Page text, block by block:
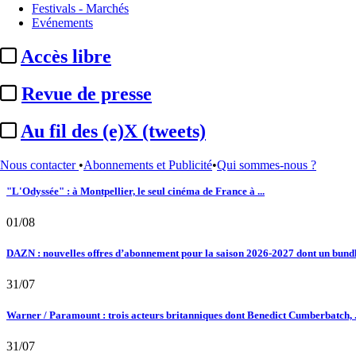
Festivals - Marchés
Evénements
Accès libre
Revue de presse
Au fil des (e)X (tweets)
Nous contacter •Abonnements et Publicité•Qui sommes-nous ?
Le fil actu
Au fil des (e)X (tweets) : Kavinsky, hommage, argentique, 4K, Clooney,
02/08
Satellifacts : pause d'été
02/08
"L'Odyssée" : à Montpellier, le seul cinéma de France à ...
01/08
DAZN : nouvelles offres d’abonnement pour la saison 2026-2027 dont un
31/07
Warner / Paramount : trois acteurs britanniques dont Benedict Cumberbatch,
31/07